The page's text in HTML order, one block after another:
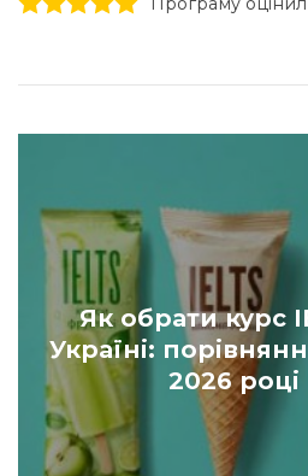
Як обрати курс
Україні:
2026 році